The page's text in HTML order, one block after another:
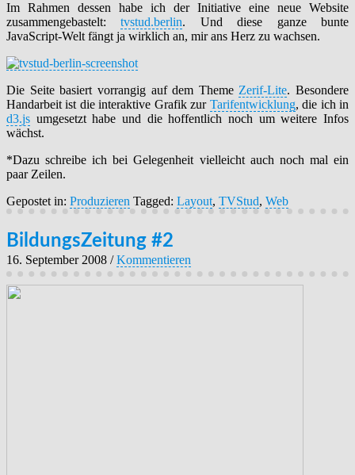
Im Rahmen dessen habe ich der Initiative eine neue Website
zusammengebastelt:tvstud.berlin. Und diese ganze bunte
JavaScript-Welt fängt ja wirklich an, mir ans Herz zu wachsen.
Die Seite basiert vorrangig auf dem Theme Zerif-Lite. Besondere
Handarbeit ist die interaktive Grafik zur Tarifentwicklung, die ich in
d3.js umgesetzt habe und die hoffentlich noch um weitere Infos
wächst.
*Dazu schreibe ich bei Gelegenheit vielleicht auch noch mal ein
paar Zeilen.
Gepostet in: Produzieren Tagged: Layout, TVStud, Web
BildungsZeitung #2
16. September 2008 /Kommentieren